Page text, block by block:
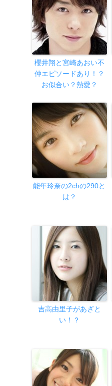
櫻井翔と宮崎あおい不
仲エピソードあり！？
お似合い？熱愛？
能年玲奈の2chの290と
は？
吉高由里子があざと
い！？